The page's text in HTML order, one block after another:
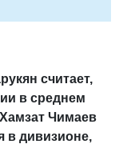
считает,
в среднем
Хамзат Чимаев
в дивизионе,